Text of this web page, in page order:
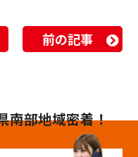
前の記事
南部地域密着！